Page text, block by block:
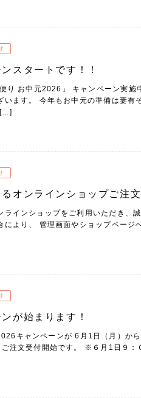
スタートです！！
り お中元2026」 キャンペーン実施
います。 今年もお中元の準備は妻
[…]
オンラインショップご注
ラインショップをご利用いただき、
により、 管理画面やショップペー
が始まります！
キャンペーンが 6月1日（月）か
注文受付開始です。 ※６月1日９：